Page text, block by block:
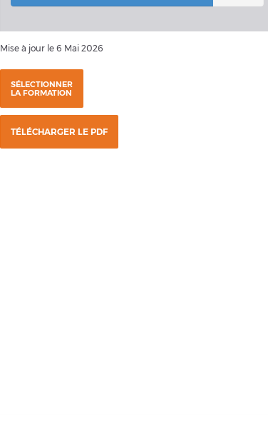
Mise à jour le 6 Mai 2026
SÉLECTIONNER
LA FORMATION
TÉLÉCHARGER LE PDF